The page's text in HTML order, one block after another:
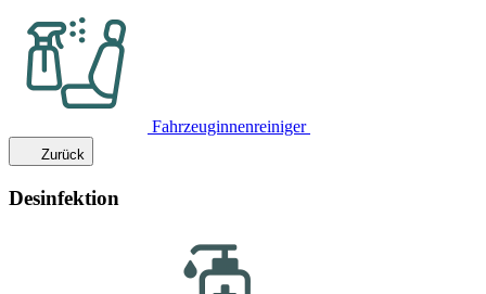
Fahrzeuginnenreiniger
Zurück
Desinfektion